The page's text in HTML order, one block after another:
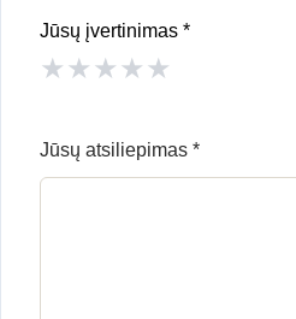
Jūsų įvertinimas *
★★★★★
Jūsų atsiliepimas *